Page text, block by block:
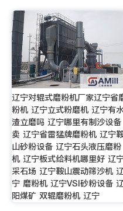
辽宁对辊式磨粉机厂家辽宁省
粉机 辽宁立式粉磨机 辽宁有
渣立磨吗 辽宁哪里有制沙设备
卖 辽宁省雷猛牌磨粉机 辽宁
山砂粉设备 辽宁石头液压磨粉
机 辽宁板式给料机哪里好 辽
采石场 辽宁鞍山震动筛沙机
宁 磨粉机 辽宁VSI砂粉设备
阳煤矿 双辊磨粉机 辽宁